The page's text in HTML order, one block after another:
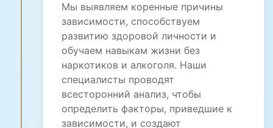
Мы выявляем коренные причины
зависимости, способствуем
развитию здоровой личности и
обучаем навыкам жизни без
наркотиков и алкоголя. Наши
специалисты проводят
всесторонний анализ, чтобы
определить факторы, приведшие к
зависимости, и создают